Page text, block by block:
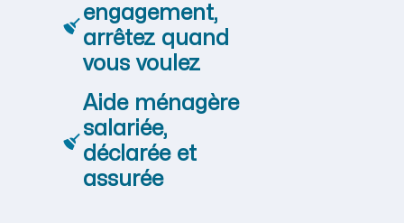
engagement,
arrêtez quand
vous voulez
Aide ménagère
salariée,
déclarée et
assurée